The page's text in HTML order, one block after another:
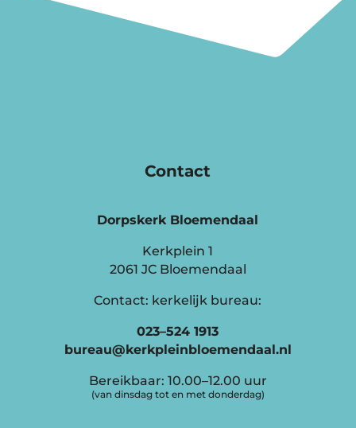
Contact
Dorpskerk Bloemendaal
Kerkplein 1
2061 JC Bloemendaal
Contact: kerkelijk bureau:
023–524 1913
bureau@kerkpleinbloemendaal.nl
Bereikbaar: 10.00–12.00 uur
(van dinsdag tot en met donderdag)